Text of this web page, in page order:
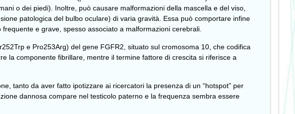
o dei piedi). Inoltre, può causare malformazioni della mascella e del viso,
patologica del bulbo oculare) di varia gravità. Essa può comportare infine
e grave, spesso associato a malformazioni cerebrali.
e Pro253Arg) del gene FGFR2, situato sul cromosoma 10, che codifica
la componente fibrillare, mentre il termine fattore di crescita si riferisce a
tanto da aver fatto ipotizzare ai ricercatori la presenza di un “hotspot” per
dannosa compare nel testicolo paterno e la frequenza sembra essere